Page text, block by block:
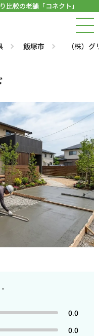
比較の老舗「コネクト」
飯塚市 （株）
-
0.0
0.0